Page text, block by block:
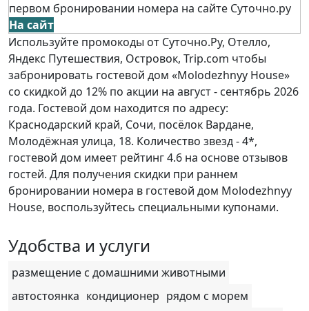
первом бронировании номера на сайте Суточно.ру
На сайт
Используйте промокоды от Суточно.Ру, Отелло,
Яндекс Путешествия, Островок, Trip.com чтобы
забронировать гостевой дом «Molodezhnyy House»
со скидкой до 12% по акции на август - сентябрь 2026
года. Гостевой дом находится по адресу:
Краснодарский край, Сочи, посёлок Вардане,
Молодёжная улица, 18. Количество звезд - 4*,
гостевой дом имеет рейтинг 4.6 на основе отзывов
гостей. Для получения скидки при раннем
бронировании номера в гостевой дом Molodezhnyy
House, воспользуйтесь специальными купонами.
Удобства и услуги
размещение с домашними животными
автостоянка кондиционер рядом с морем